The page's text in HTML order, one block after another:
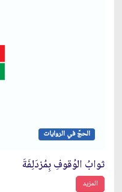
الحجّ في الروايات
ثوابُ الوُقوفِ بِمُزدَلِفَةَ
المزيد